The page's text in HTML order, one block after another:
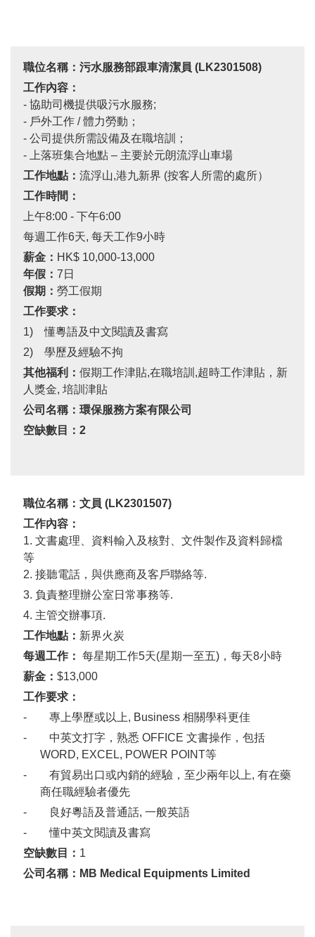
職位名稱：污水服務部跟車清潔員 (LK2301508)
工作內容：
- 協助司機提供吸污水服務;
- 戶外工作 /體力勞動；
- 公司提供所需設備及在職培訓；
-
上落班集合地點 – 主要於元朗流浮山車場
工作地點： 流浮山,港九新界 (按客人所需的處所）
工作時間：
上午8:00 - 下午6:00
每週工作6天, 每天工作9小時
薪金： HK$ 10,000-13,000
年假： 7日
假期： 勞工假期
工作要求：
1) 懂粵語及中文閱讀及書寫
2) 學歷及經驗不拘
其他福利： 假期工作津貼,在職培訓 ,超時工作津貼，新
人獎金, 培訓津貼
公司名稱：環保服務方案有限公司
空缺數目： 2
職位名稱： 文員 (LK2301507)
工作內容：
1. 文書處理、資料輸入及核對、文件製作及資料歸檔
等
2. 接聽電話，與供應商及客戶聯絡等.
3. 負責整理辦公室日常事務等.
4. 主管交辦事項.
工作地點： 新界火炭
每週工作： 每星期工作5天(星期一至五) ，每天8小時
薪金： $13,000
工作要求：
- 專上學歷或以上, Business 相關學科更佳
- 中英文打字，熟悉 OFFICE 文書操作，包括
WORD, EXCEL, POWER POINT等
- 有貿易出口或內銷的經驗，至少兩年以上, 有在藥
商任職經驗者優先
- 良好粵語及普通話, 一般英語
- 懂中英文閱讀及書寫
空缺數目： 1
公司名稱： MB Medical Equipments Limited